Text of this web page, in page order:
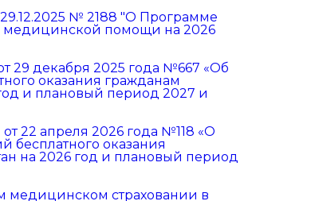
№ 2188 "О Программе
медицинской помощи на 2026
29 декабря 2025 года №667 «Об
оказания гражданам
и плановый период 2027 и
22 апреля 2026 года №118 «О
бесплатного оказания
на 2026 год и плановый период
медицинском страховании в